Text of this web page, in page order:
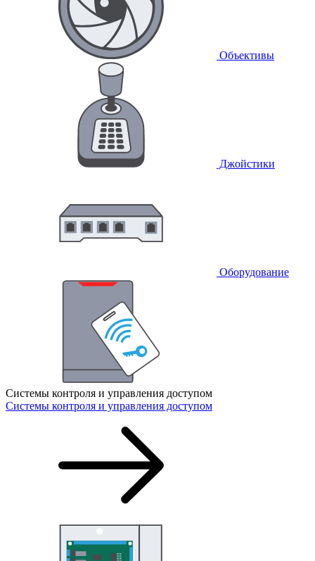
Объективы
Джойстики
Оборудование
Системы контроля и управления доступом
Системы контроля и управления доступом